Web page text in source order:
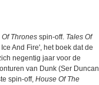
Of Thrones spin-off. Tales Of
And Fire', het boek dat de
negentig jaar voor de
van Dunk (Ser Duncan
spin-off, House Of The